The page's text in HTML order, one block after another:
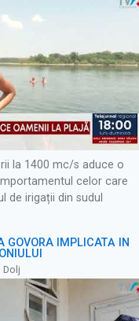
la 1400 mc/s aduce o
celor care
de irigații din sudul
GOVORA IMPLICATĂ ÎN
Dolj